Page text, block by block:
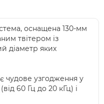
оснащена 130-мм
твітером із
діаметр яких
чудове узгодження у
60 Гц до 20 кГц) і